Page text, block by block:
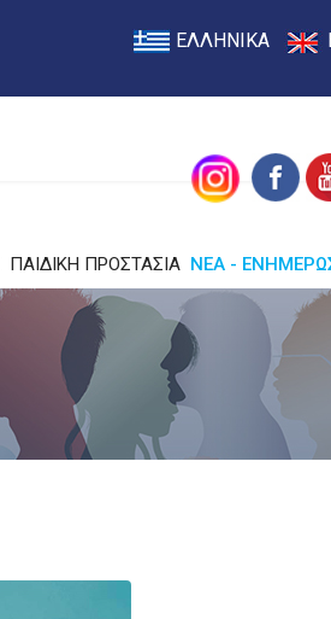
ΕΛΛΗΝΙΚΑ
ΠΑΙΔΙΚΗ ΠΡΟΣΤΑΣΙΑ ΝΕΑ -